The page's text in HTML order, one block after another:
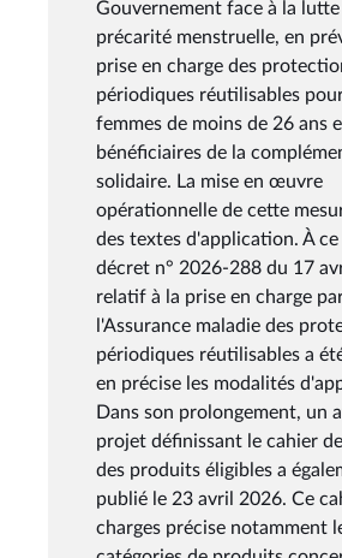
Gouvernement face à la
précarité menstruelle, en
prise en charge des
périodiques réutilisables
femmes de moins de 26 ans
bénéficiaires de la
solidaire. La mise en œuvre
opérationnelle de cette
des textes d'application. À
décret n° 2026-288 du 17
relatif à la prise en charge
l'Assurance maladie des
périodiques réutilisables a
en précise les modalités
Dans son prolongement, un
projet définissant le cahier
des produits éligibles a
publié le 23 avril 2026. Ce
charges précise notamment